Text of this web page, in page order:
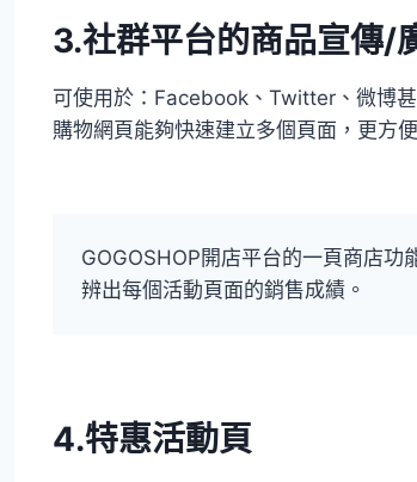
3.社群平台的商品宣傳/
可使用於：Facebook、Twitter、微博
購物網頁能夠快速建立多個頁面，更方
GOGOSHOP開店平台的一頁商店
辨出每個活動頁面的銷售成績。
4.特惠活動頁